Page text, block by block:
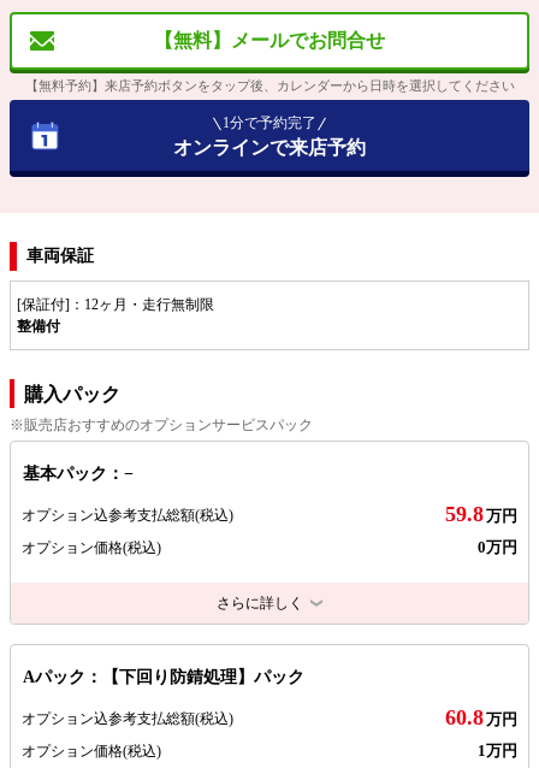
【無料】メールでお問合せ
【無料予約】来店予約ボタンをタップ後、カレンダーから日時を選択してください
1分で予約完了
オンラインで来店予約
車両保証
[保証付]：12ヶ月・走行無制限
整備付
購入パック
※販売店おすすめのオプションサービスパック
基本パック：−
オプション込参考支払総額(税込) 59.8万円
オプション価格(税込) 0万円
さらに詳しく
Aパック：【下回り防錆処理】パック
オプション込参考支払総額(税込) 60.8万円
オプション価格(税込) 1万円